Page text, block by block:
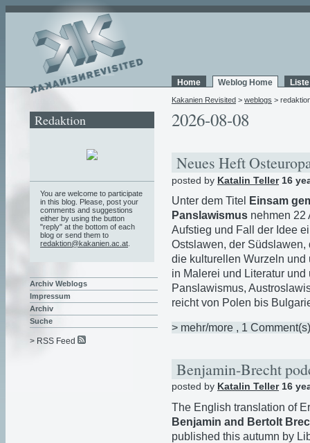
Home Weblog Home
Kakanien Revisited > weblogs >
2026-08-08
Neues Heft
posted by Katalin Teller16
Unter dem Titel
Einsam
Panslawismus nehmen 22
Aufstieg und Fall der Idee
Ostslawen, der Südslawen,
die kulturellen Wurzeln und
in Malerei und Literatur
Panslawismus,
reicht von Polen bis
> mehr/more , 1 Comment(s)
Benjamin-Brecht
posted by Katalin Teller16
The English translation of
Benjamin and Bertolt
published this autumn by
Redaktion
You are welcome to participate
in this blog. Please, post your
comments and suggestions
either by using the button
"reply" at the bottom of each
blog or send them to
redaktion@kakanien.ac.at
Archiv Weblogs
Impressum
Archiv
Suche
> RSS Feed